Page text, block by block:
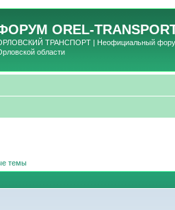
OREL-
ТРАНСПОРТ | Неофициальный форум
области
темы